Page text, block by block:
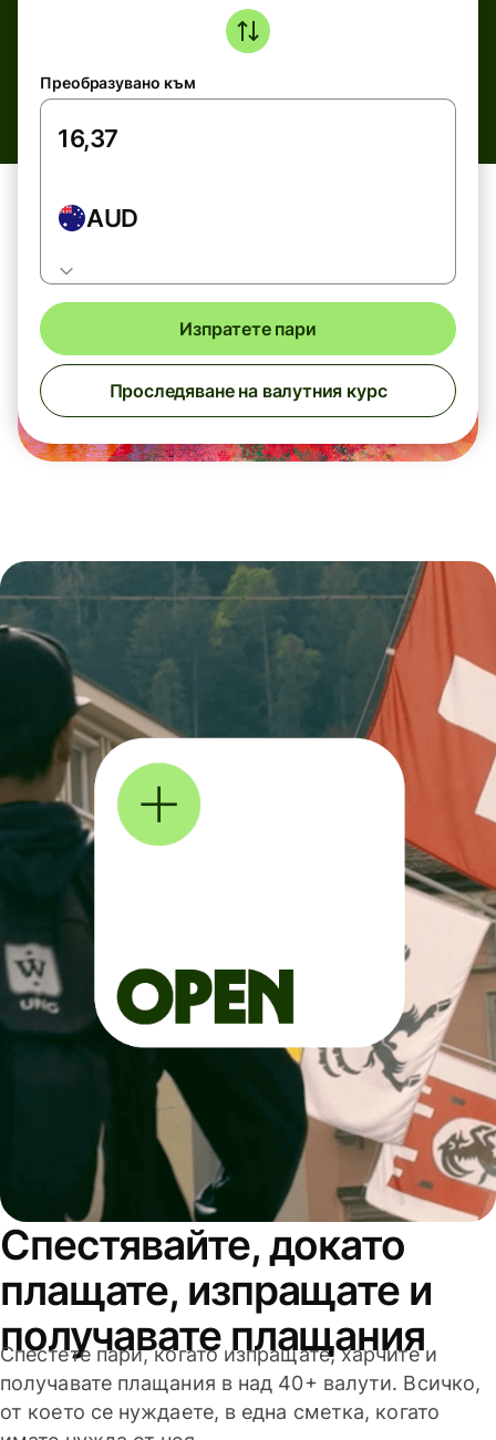
Преобразувано към
AUD
Изпратете пари
Проследяване на валутния курс
Спестявайте, докато
плащате, изпращате и
получавате плащания
Спестете пари, когато изпращате, харчите и
получавате плащания в над 40+ валути. Всичко,
от което се нуждаете, в една сметка, когато